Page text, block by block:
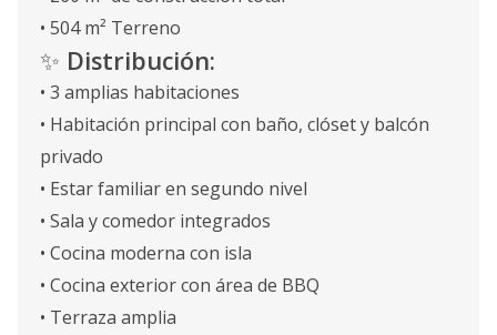
• 504 m² Terreno
✨ Distribución:
• 3 amplias habitaciones
• Habitación principal con baño, clóset y balcón
privado
• Estar familiar en segundo nivel
• Sala y comedor integrados
• Cocina moderna con isla
• Cocina exterior con área de BBQ
• Terraza amplia